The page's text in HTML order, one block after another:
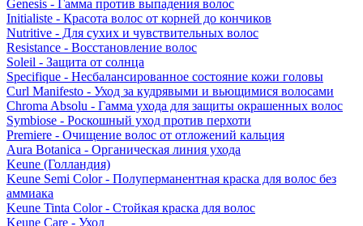
Genesis - Гамма против выпадения волос
Initialiste - Красота волос от корней до кончиков
Nutritive - Для сухих и чувствительных волос
Resistance - Восстановление волос
Soleil - Защита от солнца
Specifique - Несбалансированное состояние кожи головы
Curl Manifesto - Уход за кудрявыми и вьющимися волосами
Chroma Absolu - Гамма ухода для защиты окрашенных волос
Symbiose - Роскошный уход против перхоти
Premiere - Очищение волос от отложений кальция
Aura Botanica - Органическая линия ухода
Keune (Голландия)
Keune Semi Color - Полуперманентная краска для волос без
аммиака
Keune Tinta Color - Стойкая краска для волос
Keune Care - Уход